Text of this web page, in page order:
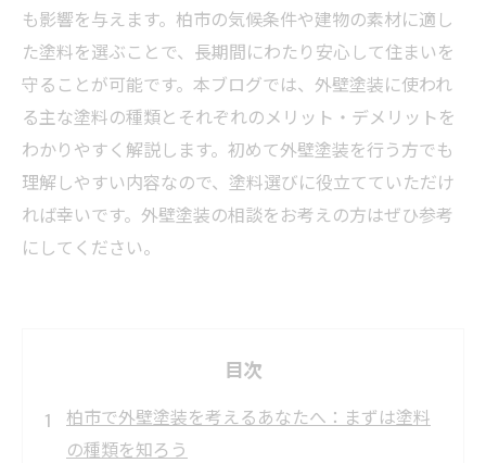
も影響を与えます。柏市の気候条件や建物の素材に適し
た塗料を選ぶことで、長期間にわたり安心して住まいを
守ることが可能です。本ブログでは、外壁塗装に使われ
る主な塗料の種類とそれぞれのメリット・デメリットを
わかりやすく解説します。初めて外壁塗装を行う方でも
理解しやすい内容なので、塗料選びに役立てていただけ
れば幸いです。外壁塗装の相談をお考えの方はぜひ参考
にしてください。
目次
柏市で外壁塗装を考えるあなたへ：まずは塗料
の種類を知ろう